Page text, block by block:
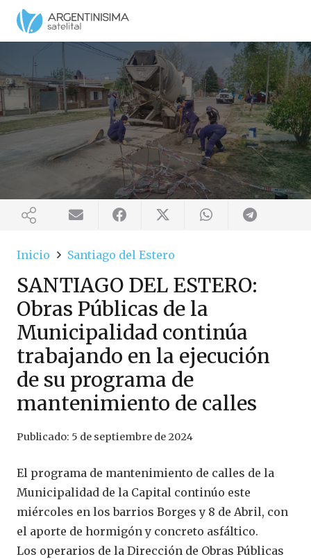
Inicio Santiago del Estero
SANTIAGO DEL ESTERO:
Obras Públicas de la
Municipalidad continúa
trabajando en la ejecución
de su programa de
mantenimiento de calles
Publicado: 5 de septiembre de 2024
El programa de mantenimiento de calles de la
Municipalidad de la Capital continúo este
miércoles en los barrios Borges y 8 de Abril, con
el aporte de hormigón y concreto asfáltico.
Los operarios de la Dirección de Obras Públicas